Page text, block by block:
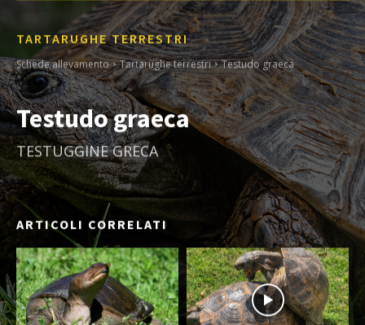
TARTARUGHE TERRESTRI
Schede allevamento Tartarughe terrestri Testudo graeca
Testudo graeca
TESTUGGINE GRECA
ARTICOLI CORRELATI